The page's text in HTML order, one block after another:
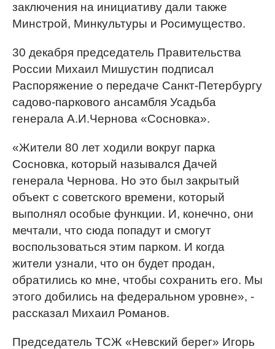
заключения на инициативу дали также
Минстрой, Минкультуры и Росимущество.
30 декабря председатель Правительства
России Михаил Мишустин подписал
Распоряжение о передаче Санкт-Петербургу
садово-паркового ансамбля Усадьба
генерала А.И.Чернова «Сосновка».
«Жители 80 лет ходили вокруг парка
Сосновка, который назывался Дачей
генерала Чернова. Но это был закрытый
объект с советского времени, который
выполнял особые функции. И, конечно, они
мечтали, что сюда попадут и смогут
воспользоваться этим парком. И когда
жители узнали, что он будет продан,
обратились ко мне, чтобы сохранить его. Мы
этого добились на федеральном уровне», -
рассказал Михаил Романов.
Председатель ТСЖ «Невский берег» Игорь